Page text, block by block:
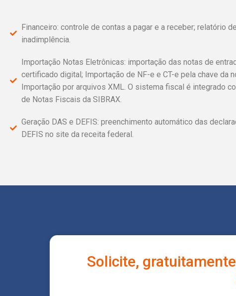
Financeiro: controle de contas a pagar e a receber; relatório de
inadimplência.
Importação Notas Eletrônicas: importação das notas de
certificado digital; Importação de NF-e e CT-e pela chave da
Importação por arquivos XML. O sistema fiscal é integrado
de Notas Fiscais da SIBRAX.
Geração DAS e DEFIS: preenchimento automático das
DEFIS no site da receita federal.
Solicite,